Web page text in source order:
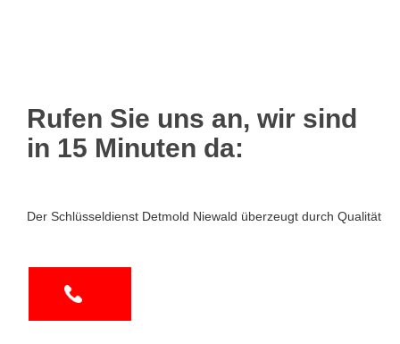
Rufen Sie uns an, wir sind
in 15 Minuten da:
Der Schlüsseldienst Detmold Niewald überzeugt durch Qualität